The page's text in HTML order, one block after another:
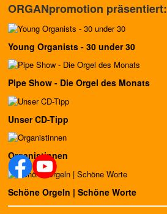
ORGANpromotion präsentiert:
Young Organists - 30 under 30
Pipe Show - Die Orgel des Monats
Unser CD-Tipp
Organistinnen
Schöne Orgeln | Schöne Worte